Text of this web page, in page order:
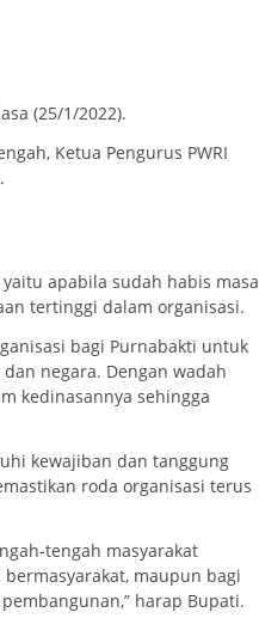
(25/1/2022).
Ketua Pengurus PWRI
apabila sudah habis masa
tertinggi dalam organisasi.
bagi Purnabakti untuk
negara. Dengan wadah
kedinasannya sehingga
kewajiban dan tanggung
roda organisasi terus
tengah masyarakat
maupun bagi
harap Bupati.